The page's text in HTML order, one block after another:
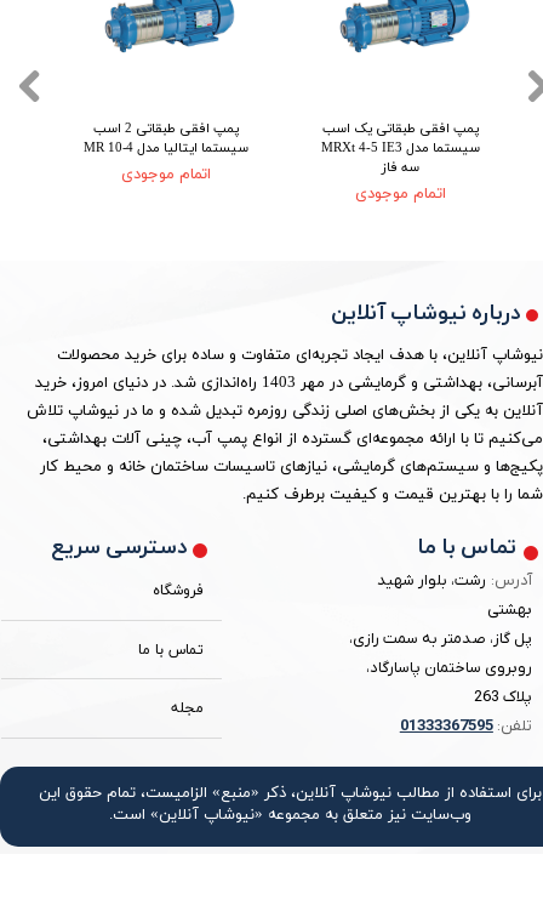
پمپ افقی طبقاتی 2 اسب
سیستما ایتالیا مدل MR 10-4
اتمام موجودی
پمپ افقی طبقاتی یک اسب
سیستما مدل MRXt 4-5 IE3
سه فاز
اتمام موجودی
برای استفاده از مطالب نیوشاپ آنلاین، ذکر «منبع» الزامیست، تمام حقوق اين
وب‌سايت نیز متعلق به مجموعه «نیوشاپ آنلاین» است.
درباره نیوشاپ آنلاین
نیوشاپ آنلاین، با هدف ایجاد تجربه‌ای متفاوت و ساده برای خرید محصولات
آبرسانی، بهداشتی و گرمایشی در مهر 1403 راه‌اندازی شد. در دنیای امروز، خرید
آنلاین به یکی از بخش‌های اصلی زندگی روزمره تبدیل شده و ما در نیوشاپ تلاش
می‌کنیم تا با ارائه مجموعه‌ای گسترده از انواع پمپ آب، چینی آلات بهداشتی،
پکیج‌ها و سیستم‌های گرمایشی، نیازهای تاسیسات ساختمان خانه و محیط کار
شما را با بهترین قیمت و کیفیت برطرف کنیم.
دسترسی سریع
فروشگاه
تماس با ما
مجله
تماس با ما
آدرس: رشت، بلوار شهید
بهشتی
پل گاز، صدمتر به سمت رازی،
روبروی ساختمان پاسارگاد،
پلاک 263
تلفن:
01333367595